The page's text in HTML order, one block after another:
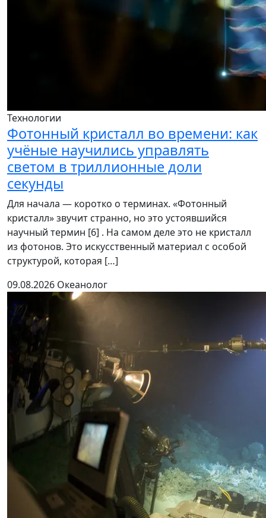
Технологии
Фотонный кристалл во времени: как
учёные научились управлять
светом в триллионные доли
секунды
Для начала — коротко о терминах. «Фотонный
кристалл» звучит странно, но это устоявшийся
научный термин [6] . На самом деле это не кристалл
из фотонов. Это искусственный материал с особой
структурой, которая […]
09.08.2026 Океанолог